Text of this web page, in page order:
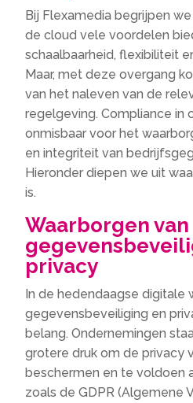
Bij Flexamedia begrijpen
de cloud vele voordelen
schaalbaarheid, flexibiliteit
Maar, met deze overgang
van het naleven van de
regelgeving. Compliance in
onmisbaar voor het
en integriteit van
Hieronder diepen we uit
is.
Waarborgen van
privacy
In de hedendaagse digitale
gegevensbeveiliging en
belang. Ondernemingen
grotere druk om de privacy
beschermen en te voldoen
zoals de GDPR (Algemene